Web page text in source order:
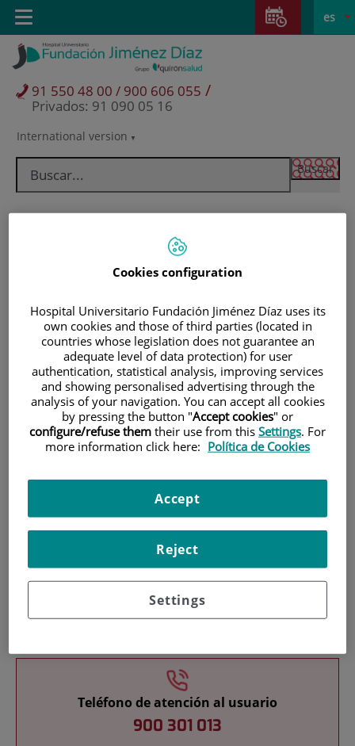
Saltar al contenido
Saltar
contenido
Selector
idioma
activo
es
International version
91 550 48 00 / 900 606 055 /
Privados: 91 090 05 16
Toggle
navigation
Pacientes y visitantes
Investigación
Docencia
Teléfono de atención al usuario
900 301 013
Cookies configuration
Hospital Universitario Fundación Jiménez Díaz uses its
own cookies and those of third parties (located in
countries whose legislation does not guarantee an
adequate level of data protection) for user
authentication, statistical analysis, improving services
and showing personalised advertising through the
analysis of your navigation. You can accept all cookies
by pressing the button "Accept cookies" or
configure/refuse them their use from this Settings. For
more information click here: Política de Cookies
Settings
Reject
Accept